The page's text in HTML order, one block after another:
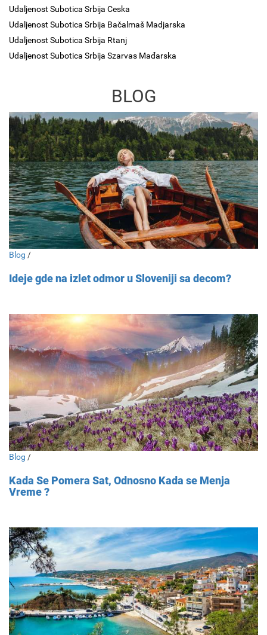
Udaljenost Subotica Srbija Ceska
Udaljenost Subotica Srbija Bačalmaš Madjarska
Udaljenost Subotica Srbija Rtanj
Udaljenost Subotica Srbija Szarvas Mađarska
BLOG
Blog /
Ideje gde na izlet odmor u Sloveniji sa decom?
Blog /
Kada Se Pomera Sat, Odnosno Kada se Menja
Vreme ?